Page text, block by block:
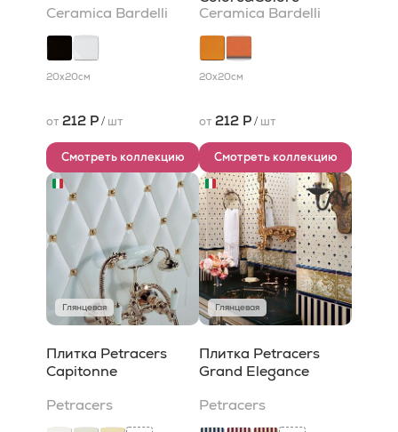
Ceramica Bardelli
20x20см
от 212 Р/ шт
Смотреть коллекцию
Ceramica Bardelli
20x20см
от 212 Р/ шт
Смотреть коллекцию
Глянцевая
Плитка Petracers
Capitonne
Petracers
Глянцевая
Плитка Petracers
Grand Elegance
Petracers